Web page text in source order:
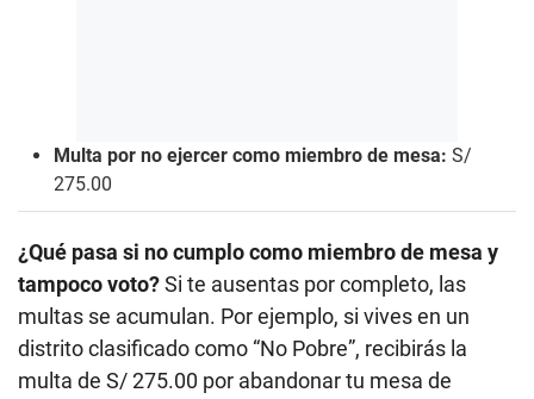
Multa por no ejercer como miembro de mesa: S/
275.00
¿Qué pasa si no cumplo como miembro de mesa y
tampoco voto?Si te ausentas por completo, las
multas se acumulan. Por ejemplo, si vives en un
distrito clasificado como “No Pobre”, recibirás la
multa de S/ 275.00 por abandonar tu mesa de